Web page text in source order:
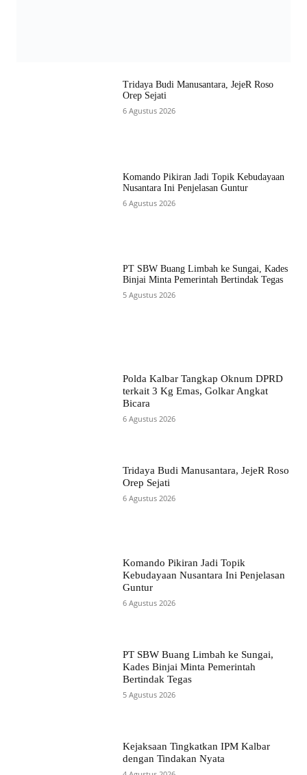
Tridaya Budi Manusantara, JejeR Roso
Orep Sejati
6 Agustus 2026
Komando Pikiran Jadi Topik Kebudayaan
Nusantara Ini Penjelasan Guntur
6 Agustus 2026
PT SBW Buang Limbah ke Sungai, Kades
Binjai Minta Pemerintah Bertindak Tegas
5 Agustus 2026
Polda Kalbar Tangkap Oknum DPRD
terkait 3 Kg Emas, Golkar Angkat
Bicara
6 Agustus 2026
Tridaya Budi Manusantara, JejeR Roso
Orep Sejati
6 Agustus 2026
Komando Pikiran Jadi Topik
Kebudayaan Nusantara Ini Penjelasan
Guntur
6 Agustus 2026
PT SBW Buang Limbah ke Sungai,
Kades Binjai Minta Pemerintah
Bertindak Tegas
5 Agustus 2026
Kejaksaan Tingkatkan IPM Kalbar
dengan Tindakan Nyata